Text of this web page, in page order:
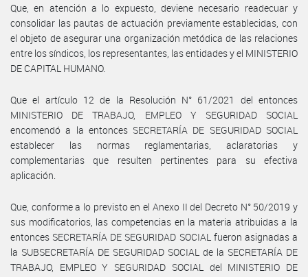
Que, en atención a lo expuesto, deviene necesario readecuar y
consolidar las pautas de actuación previamente establecidas, con
el objeto de asegurar una organización metódica de las relaciones
entre los síndicos, los representantes, las entidades y el MINISTERIO
DE CAPITAL HUMANO.
Que el artículo 12 de la Resolución N° 61/2021 del entonces
MINISTERIO DE TRABAJO, EMPLEO Y SEGURIDAD SOCIAL
encomendó a la entonces SECRETARÍA DE SEGURIDAD SOCIAL
establecer las normas reglamentarias, aclaratorias y
complementarias que resulten pertinentes para su efectiva
aplicación.
Que, conforme a lo previsto en el Anexo II del Decreto N° 50/2019 y
sus modificatorios, las competencias en la materia atribuidas a la
entonces SECRETARÍA DE SEGURIDAD SOCIAL fueron asignadas a
la SUBSECRETARÍA DE SEGURIDAD SOCIAL de la SECRETARÍA DE
TRABAJO, EMPLEO Y SEGURIDAD SOCIAL del MINISTERIO DE